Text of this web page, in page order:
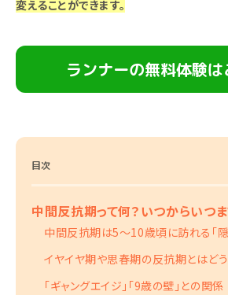
変えることができます。
ランナーの無料体験は
目次
中間反抗期って何？いつからいつま
中間反抗期は5〜10歳頃に訪れる「
イヤイヤ期や思春期の反抗期とはどう
「ギャングエイジ」「9歳の壁」との関係